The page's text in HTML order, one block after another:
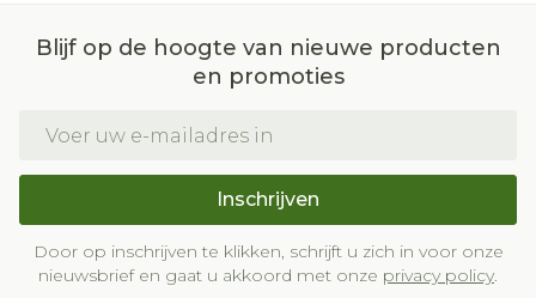
Blijf op de hoogte van nieuwe producten
en promoties
Inschrijven
Door op inschrijven te klikken, schrijft u zich in voor onze
nieuwsbrief en gaat u akkoord met onze privacy policy.